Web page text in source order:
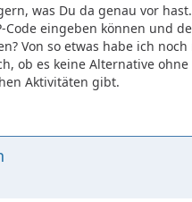
was Du da genau vor
Code eingeben können und
Von so etwas habe ich
ob es keine Alternative ohne
Aktivitäten gibt.